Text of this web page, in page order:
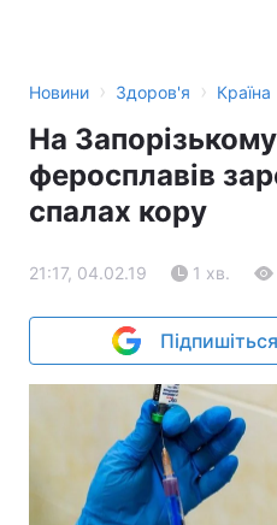
Новини › Здоров'я › Країна
На
феросплавів
спалах кору
21:17, 04.02.19 1 хв.